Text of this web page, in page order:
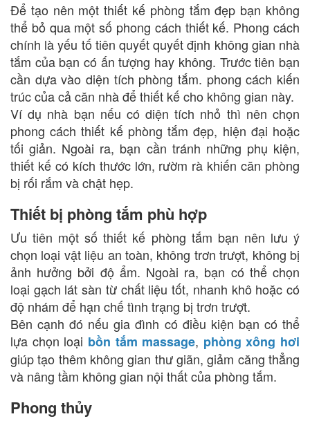
Để tạo nên một thiết kế phòng tắm đẹp bạn không
thể bỏ qua một số phong cách thiết kế. Phong cách
chính là yếu tố tiên quyết quyết định không gian nhà
tắm của bạn có ấn tượng hay không. Trước tiên bạn
cần dựa vào diện tích phòng tắm. phong cách kiến
trúc của cả căn nhà để thiết kế cho không gian này.
Ví dụ nhà bạn nếu có diện tích nhỏ thì nên chọn
phong cách thiết kế phòng tắm đẹp, hiện đại hoặc
tối giản. Ngoài ra, bạn cần tránh những phụ kiện,
thiết kế có kích thước lớn, rườm rà khiến căn phòng
bị rối rắm và chật hẹp.
Thiết bị phòng tắm phù hợp
Ưu tiên một số thiết kế phòng tắm bạn nên lưu ý
chọn loại vật liệu an toàn, không trơn trượt, không bị
ảnh hưởng bởi độ ẩm. Ngoài ra, bạn có thể chọn
loại gạch lát sàn từ chất liệu tốt, nhanh khô hoặc có
độ nhám để hạn chế tình trạng bị trơn trượt.
Bên cạnh đó nếu gia đình có điều kiện bạn có thể
lựa chọn loại bồn tắm massage, phòng xông hơi
giúp tạo thêm không gian thư giãn, giảm căng thẳng
và nâng tầm không gian nội thất của phòng tắm.
Phong thủy